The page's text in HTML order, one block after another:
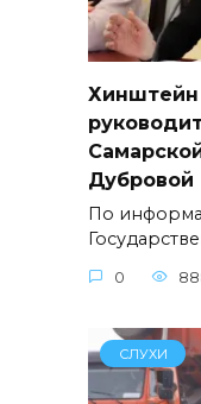
Хинштейн
Дубровой
По
0
СЛУХИ